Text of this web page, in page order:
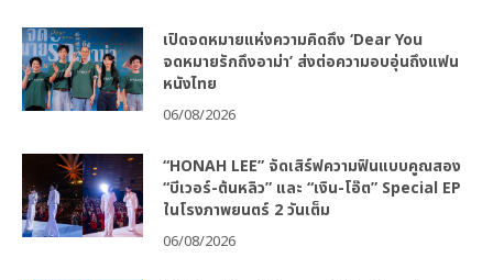
เปิดจดหมายแห่งความคิดถึง ‘Dear You
จดหมายรักถึงอาม่า’ ส่งต่อความอบอุ่นถึงแฟน
หนังไทย
06/08/2026
“HONAH LEE” จัดเสิร์ฟความฟินแบบคูณสอง
“บีเวอร์-ต้นหลิว” และ “เงิน-โอ๊ต” Special EP
ในโรงภาพยนตร์ 2 วันเต็ม
06/08/2026